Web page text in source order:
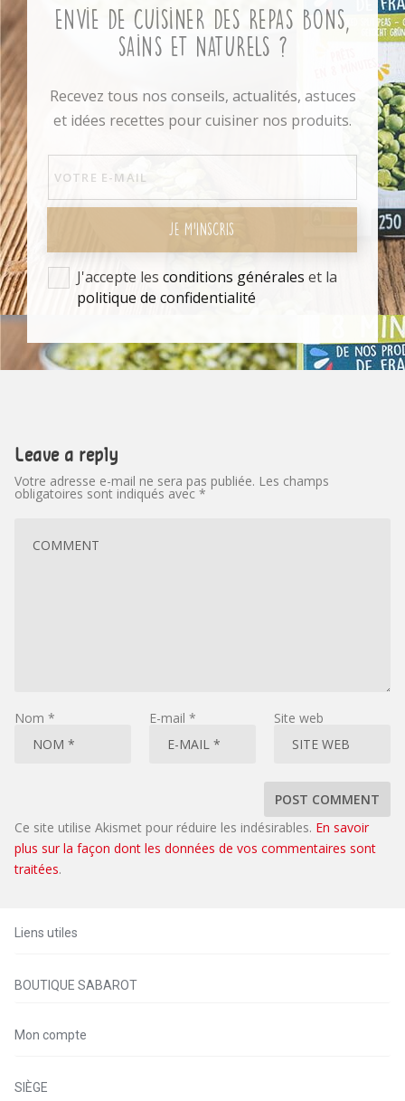
Envie de cuisiner des repas bons,
sains et naturels ?
Recevez tous nos conseils, actualités, astuces
et idées recettes pour cuisiner nos produits.
J'accepte les conditions générales et la
politique de confidentialité
JE M'INSCRIS
Leave a reply
Votre adresse e-mail ne sera pas publiée. Les champs
obligatoires sont indiqués avec *
Nom * E-mail * Site web
Ce site utilise Akismet pour réduire les indésirables. En savoir
plus sur la façon dont les données de vos commentaires sont
traitées.
Liens utiles
BOUTIQUE SABAROT
Mon compte
SIÈGE